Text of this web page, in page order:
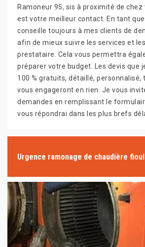
Ramoneur 95, sis à proximité de
est votre meilleur contact. En tant
conseille toujours à mes clients de
afin de mieux suivre les services et
prestataire. Cela vous permettra
préparer votre budget. Les devis que
100 % gratuits, détaillé, personnalisé,
vous engageront en rien. Je vous
demandes en remplissant le
vous répondrai dans les plus brefs
Urgence ramonage de chaudière